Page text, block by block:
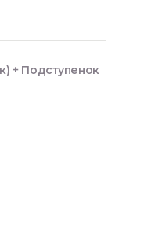
+ Подступенок